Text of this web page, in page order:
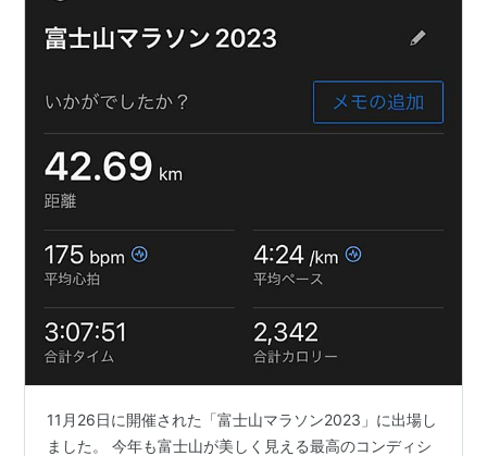
11月26日に開催された「富士山マラソン2023」に出場し
ました。 今年も富士山が美しく見える最高のコンディシ